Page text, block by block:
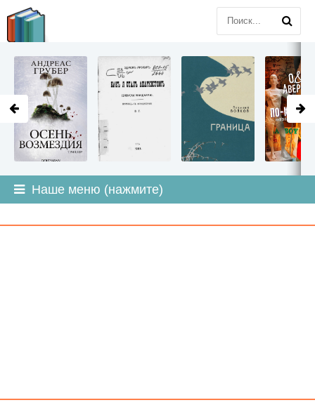
Наше меню (нажмите)
LITMIR.ORG